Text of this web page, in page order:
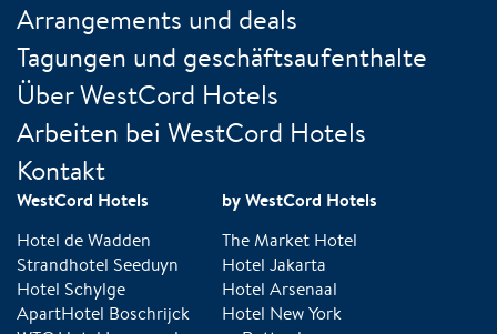
Arrangements und deals
Tagungen und geschäftsaufenthalte
Über WestCord Hotels
Arbeiten bei WestCord Hotels
Kontakt
WestCord Hotels
Hotel de Wadden
Strandhotel Seeduyn
Hotel Schylge
ApartHotel Boschrijck
by WestCord Hotels
The Market Hotel
Hotel Jakarta
Hotel Arsenaal
Hotel New York